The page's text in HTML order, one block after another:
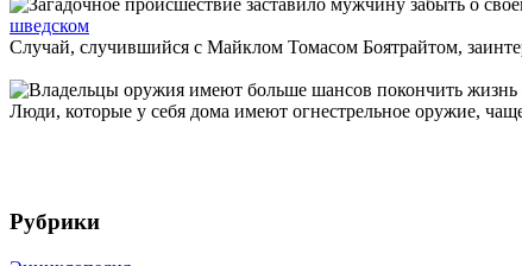
шведском
Случай, случившийся с Майклом Томасом Боятрайтом,
Люди, которые у себя дома имеют огнестрельное оружие,
Рубрики